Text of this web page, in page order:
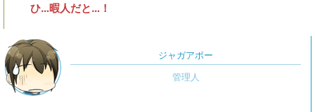
ひ…暇人だと…！
ジャガアポー